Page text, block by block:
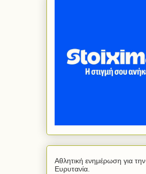
Αθλητική ενημέρωση για την
Ευρυτανία.